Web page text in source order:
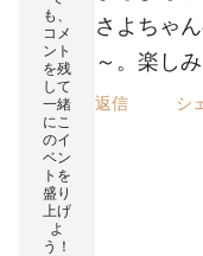
も、
コメ
ント
を残
して
一緒
にこ
のイ
ベン
トを
盛り
上げ
よ
う！
さよちゃ
～。楽し
返信 シ